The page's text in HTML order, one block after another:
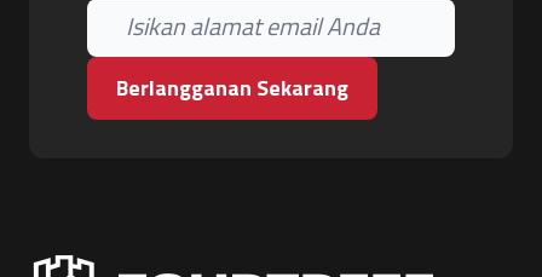
Berlangganan Sekarang